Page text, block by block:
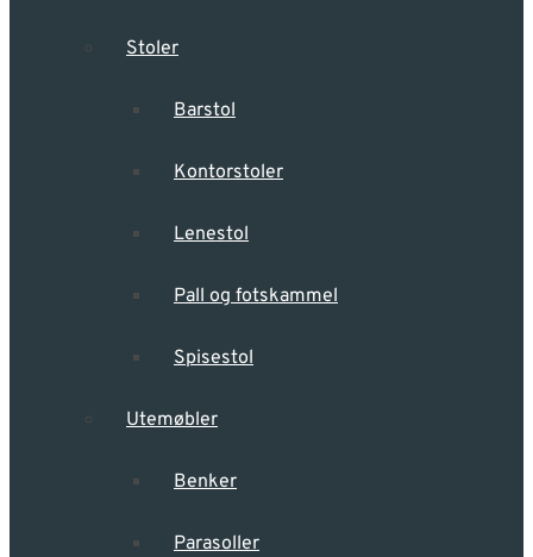
Stoler
Barstol
Kontorstoler
Lenestol
Pall og fotskammel
Spisestol
Utemøbler
Benker
Parasoller